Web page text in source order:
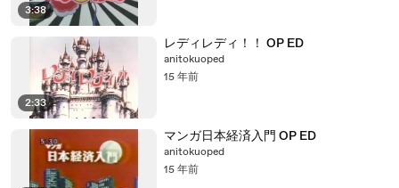
3:38
2:33
レディレディ！！ OP ED
anitokuoped
15 年前
マンガ日本経済入門 OP ED
anitokuoped
15 年前